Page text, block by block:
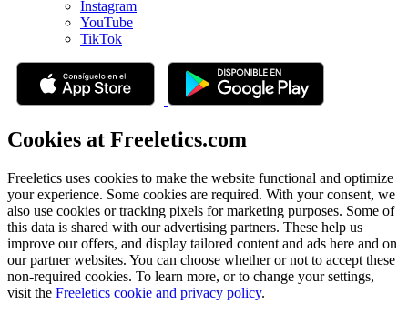
Instagram
YouTube
TikTok
Cookies at Freeletics.com
Freeletics uses cookies to make the website functional and optimize
your experience. Some cookies are required. With your consent, we
also use cookies or tracking pixels for marketing purposes. Some of
this data is shared with our advertising partners. These help us
improve our offers, and display tailored content and ads here and on
our partner websites. You can choose whether or not to accept these
non-required cookies. To learn more, or to change your settings,
visit the Freeletics cookie and privacy policy.